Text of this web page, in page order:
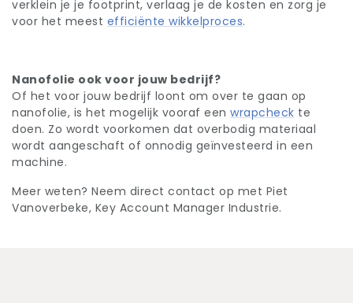
verklein je je footprint, verlaag je de kosten en zorg je
voor het meest efficiënte wikkelproces.
Nanofolie ook voor jouw bedrijf?
Of het voor jouw bedrijf loont om over te gaan op
nanofolie, is het mogelijk vooraf een wrapcheck te
doen. Zo wordt voorkomen dat overbodig materiaal
wordt aangeschaft of onnodig geïnvesteerd in een
machine.
Meer weten? Neem direct contact op met Piet
Vanoverbeke, Key Account Manager Industrie.